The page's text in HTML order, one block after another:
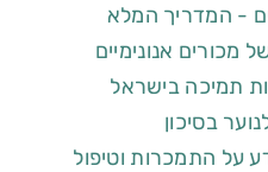
- המדריך המלא
מכורים אנונימיים
תמיכה בישראל
בסיכון
על התמכרות וטיפול